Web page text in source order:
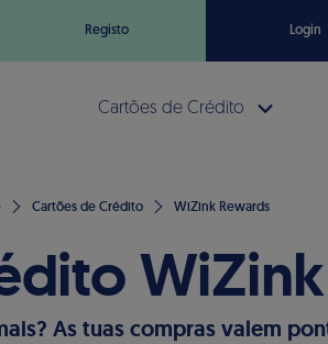
Registo Login
Cartões de Crédito
Cartões de Crédito WiZink Rewards
As tuas compras valem